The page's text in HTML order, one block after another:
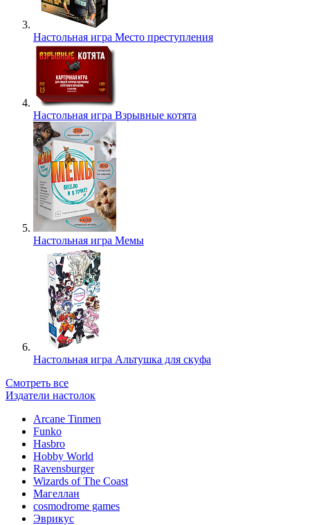
Настольная игра Место преступления
Настольная игра Взрывные котята
Настольная игра Мемы
Настольная игра Альтушка для скуфа
Смотреть все
Издатели настолок
Arcane Tinmen
Funko
Hasbro
Hobby World
Ravensburger
Wizards of The Coast
Магеллан
сosmodrome games
Эврикус